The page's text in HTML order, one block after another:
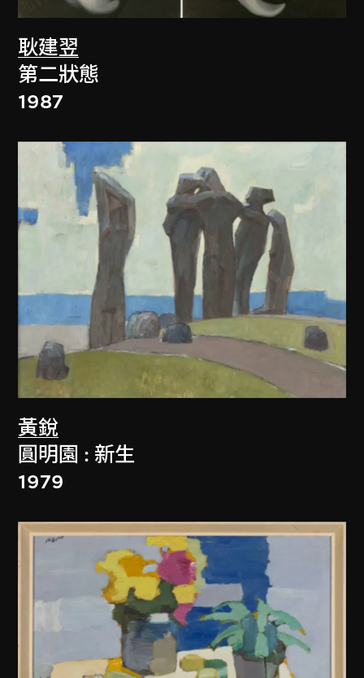
耿建翌
第二狀態
1987
黃銳
圓明園 : 新生
1979